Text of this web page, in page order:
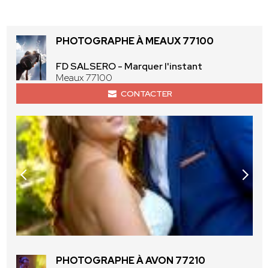
PHOTOGRAPHE À MEAUX 77100
FD SALSERO - Marquer l'instant
Meaux 77100
CONTACTER
PHOTOGRAPHE À AVON 77210